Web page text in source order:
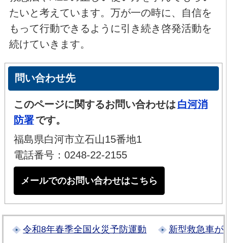
たいと考えています。万が一の時に、自信を
もって行動できるように引き続き啓発活動を
続けていきます。
問い合わせ先
このページに関するお問い合わせは 白河消
防署です。
福島県白河市立石山15番地1
電話番号：0248-22-2155
メールでのお問い合わせはこちら
令和8年春季全国火災予防運動 新型救急車が